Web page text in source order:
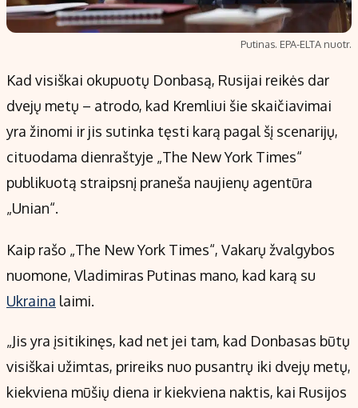
Redakcija
Redakcijos politika
Privatumo politika
Turinio žymėjimo taisyklės
Kontaktai
Regionų naujienos
Indėlių palūkanos
Putinas. EPA-ELTA nuotr.
Kad visiškai okupuotų Donbasą, Rusijai reikės dar
dvejų metų – atrodo, kad Kremliui šie skaičiavimai
yra žinomi ir jis sutinka tęsti karą pagal šį scenarijų,
cituodama dienraštyje „The New York Times“
publikuotą straipsnį praneša naujienų agentūra
„Unian“.
Kaip rašo „The New York Times“, Vakarų žvalgybos
nuomone, Vladimiras Putinas mano, kad karą su
Ukraina laimi.
„Jis yra įsitikinęs, kad net jei tam, kad Donbasas būtų
visiškai užimtas, prireiks nuo pusantrų iki dvejų metų,
kiekviena mūšių diena ir kiekviena naktis, kai Rusijos